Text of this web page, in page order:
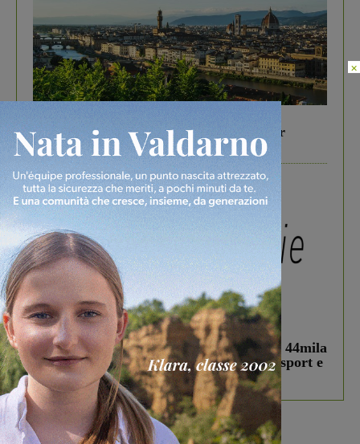
Gita di famiglia a Firenze: 5 idee per far
divertire i tuoi figli
In vetrina 3 Agosto 2026
Estra Notizie agosto: Smart Cities, oltre 44mila
studenti coinvolti, torna il bando per lo sport e
debutta il podcast Estrair
×